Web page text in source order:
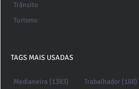
Trânsito
Turismo
TAGS MAIS USADAS
Medianeira (1383)
Trabalhador (188)